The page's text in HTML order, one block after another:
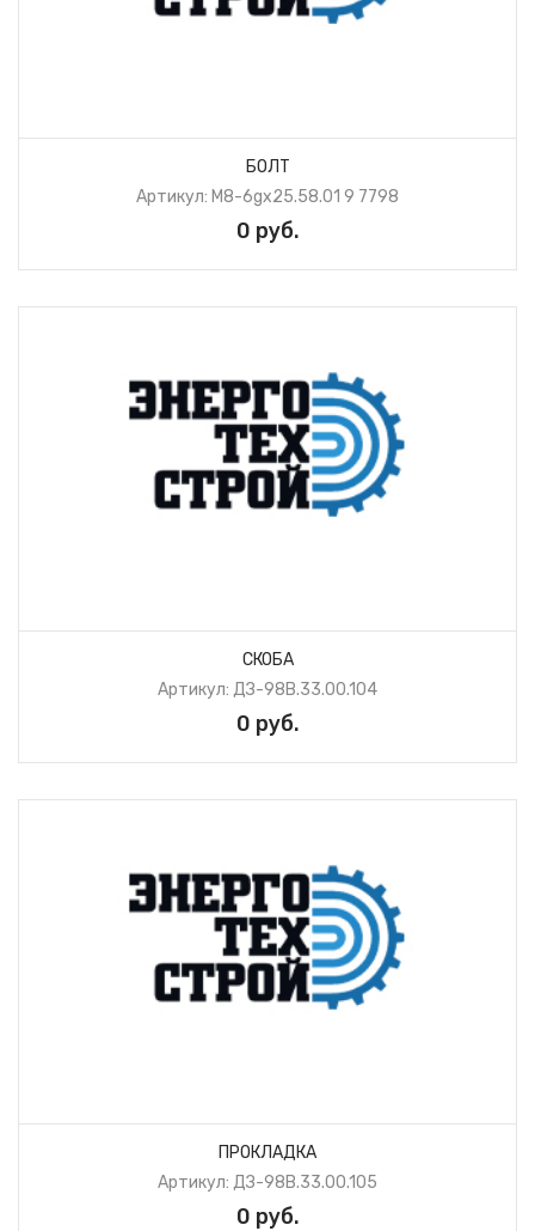
БОЛТ
Артикул: М8-6gх25.58.01 9 7798
0 руб.
СКОБА
Артикул: ДЗ-98В.33.00.104
0 руб.
ПРОКЛАДКА
Артикул: ДЗ-98В.33.00.105
0 руб.